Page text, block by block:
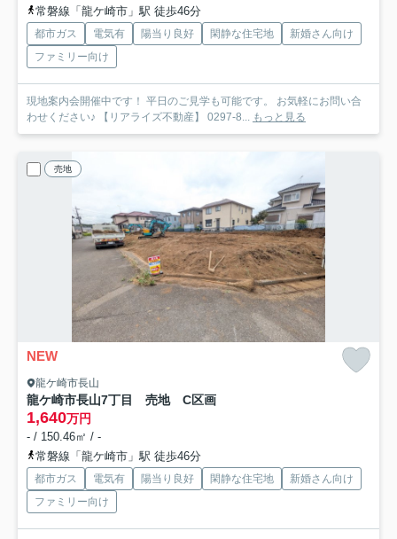
常磐線「龍ケ崎市」駅 徒歩46分
都市ガス 電気有 陽当り良好 閑静な住宅地
新婚さん向け
ファミリー向け
現地案内会開催中です！ 平日のご見学も可能です。 お気軽にお問い合
わせください♪ 【リアライズ不動産】 0297-8... もっと見る
売地
NEW
龍ケ崎市長山
龍ケ崎市長山7丁目 売地 C区画
1,640万円
- / 150.46㎡ / -
常磐線「龍ケ崎市」駅 徒歩46分
都市ガス 電気有 陽当り良好 閑静な住宅地
新婚さん向け
ファミリー向け